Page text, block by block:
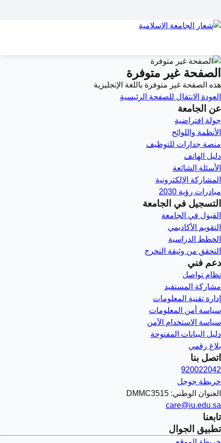
الصفحة غير متوفرة
هذه الصفحة غير متوفرة باللغة الإنجليزية
العودة الانتقال للصفحة الرئيسية
عن الجامعة
جولة افتراضية
الأنظمة واللوائح
منصة جدارات للتوظيف
دليل الهاتف
الأسئلة الشائعة
المشاركة الإلكترونية
مبادرات رؤية 2030
التسجيل في الجامعة
القبول في الجامعة
التقويم الأكاديمي
الخطط الدراسية
التحقق من وثيقة التخرج
دعم فني
نظام تواصل
مشاركة المستفيد
إدارة تقنية المعلومات
سياسة أمن المعلومات
سياسة الاستخدام الآمن
دليل البيانات المفتوحة
بلاغ رقمي
اتصل بنا
920022042
خريطة جوجل
العنوان الوطني: DMMC3515
care@iu.edu.sa
تابعنا
تطبيق الجوال